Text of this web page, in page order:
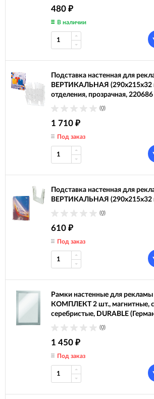
480 ₽
В наличии
Подставка настенная для
ВЕРТИКАЛЬНАЯ (290х215х32
отделения, прозрачная, 220686
(0)
1 710 ₽
Под заказ
Подставка настенная для
ВЕРТИКАЛЬНАЯ
(0)
610 ₽
Под заказ
Рамки настенные для
КОМПЛЕКТ 2 шт., магнитные,
серебристые, DURABLE
(0)
1 450 ₽
Под заказ